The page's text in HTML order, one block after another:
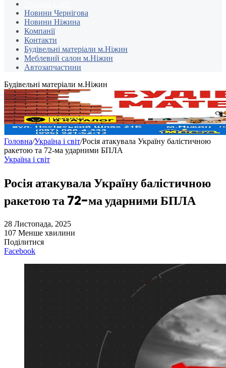
Новини Чернігова
Новини Ніжина
Компанії
Контакти
Будівельні матеріали м.Ніжин
Меблевий салон м.Ніжин
Автозапчастини
Будівельні матеріали м.Ніжин
Головна/Україна і світ/Росія атакувала Україну балістичною
ракетою та 72-ма ударними БПЛА
Україна і світ
Росія атакувала Україну балістичною
ракетою та 72-ма ударними БПЛА
28 Листопада, 2025
107 Менше хвилини
Поділитися
Facebook